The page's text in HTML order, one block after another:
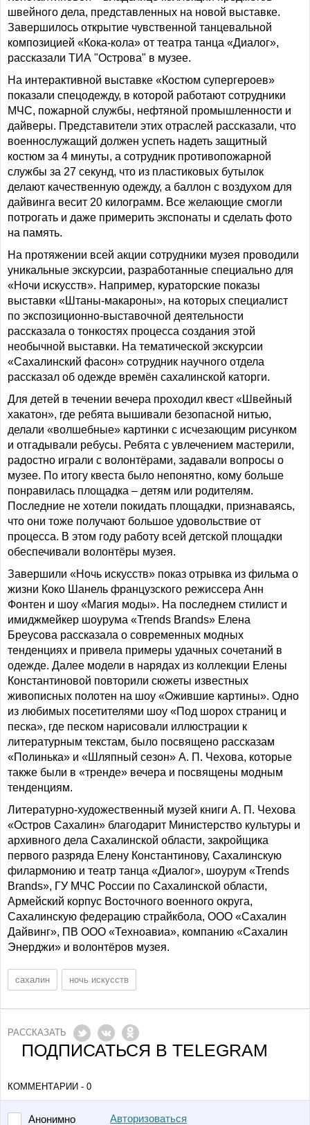
швейного дела, представленных на новой выставке.
Завершилось открытие чувственной танцевальной
композицией «Кока-кола» от театра танца «Диалог»,
рассказали ТИА "Острова" в музее.
На интерактивной выставке «Костюм супергероев»
показали спецодежду, в которой работают сотрудники
МЧС, пожарной службы, нефтяной промышленности и
дайверы. Представители этих отраслей рассказали, что
военнослужащий должен успеть надеть защитный
костюм за 4 минуты, а сотрудник противопожарной
службы за 27 секунд, что из пластиковых бутылок
делают качественную одежду, а баллон с воздухом для
дайвинга весит 20 килограмм. Все желающие смогли
потрогать и даже примерить экспонаты и сделать фото
на память.
На протяжении всей акции сотрудники музея проводили
уникальные экскурсии, разработанные специально для
«Ночи искусств». Например, кураторские показы
выставки «Штаны-макароны», на которых специалист
по экспозиционно-выставочной деятельности
рассказала о тонкостях процесса создания этой
необычной выставки. На тематической экскурсии
«Сахалинский фасон» сотрудник научного отдела
рассказал об одежде времён сахалинской каторги.
Для детей в течении вечера проходил квест «Швейный
хакатон», где ребята вышивали безопасной нитью,
делали «волшебные» картинки с исчезающим рисунком
и отгадывали ребусы. Ребята с увлечением мастерили,
радостно играли с волонтёрами, задавали вопросы о
музее. По итогу квеста было непонятно, кому больше
понравилась площадка – детям или родителям.
Последние не хотели покидать площадки, признаваясь,
что они тоже получают большое удовольствие от
процесса. В этом году работу всей детской площадки
обеспечивали волонтёры музея.
Завершили «Ночь искусств» показ отрывка из фильма о
жизни Коко Шанель французского режиссера Анн
Фонтен и шоу «Магия моды». На последнем стилист и
имиджмейкер шоурума «Trends Brands» Елена
Бреусова рассказала о современных модных
тенденциях и привела примеры удачных сочетаний в
одежде. Далее модели в нарядах из коллекции Елены
Константиновой повторили сюжеты известных
живописных полотен на шоу «Ожившие картины». Одно
из любимых посетителями шоу «Под шорох страниц и
песка», где песком нарисовали иллюстрации к
литературным текстам, было посвящено рассказам
«Полинька» и «Шляпный сезон» А. П. Чехова, которые
также были в «тренде» вечера и посвящены модным
тенденциям.
Литературно-художественный музей книги А. П. Чехова
«Остров Сахалин» благодарит Министерство культуры и
архивного дела Сахалинской области, закройщика
первого разряда Елену Константинову, Сахалинскую
филармонию и театр танца «Диалог», шоурум «Trends
Brands», ГУ МЧС России по Сахалинской области,
Армейский корпус Восточного военного округа,
Сахалинскую федерацию страйкбола, ООО «Сахалин
Дайвинг», ПВ ООО «Техноавиа», компанию «Сахалин
Энерджи» и волонтёров музея.
сахалин ночь искусств
РАССКАЗАТЬ
ПОДПИСАТЬСЯ В TELEGRAM
КОММЕНТАРИИ - 0
Анонимно Авторизоваться